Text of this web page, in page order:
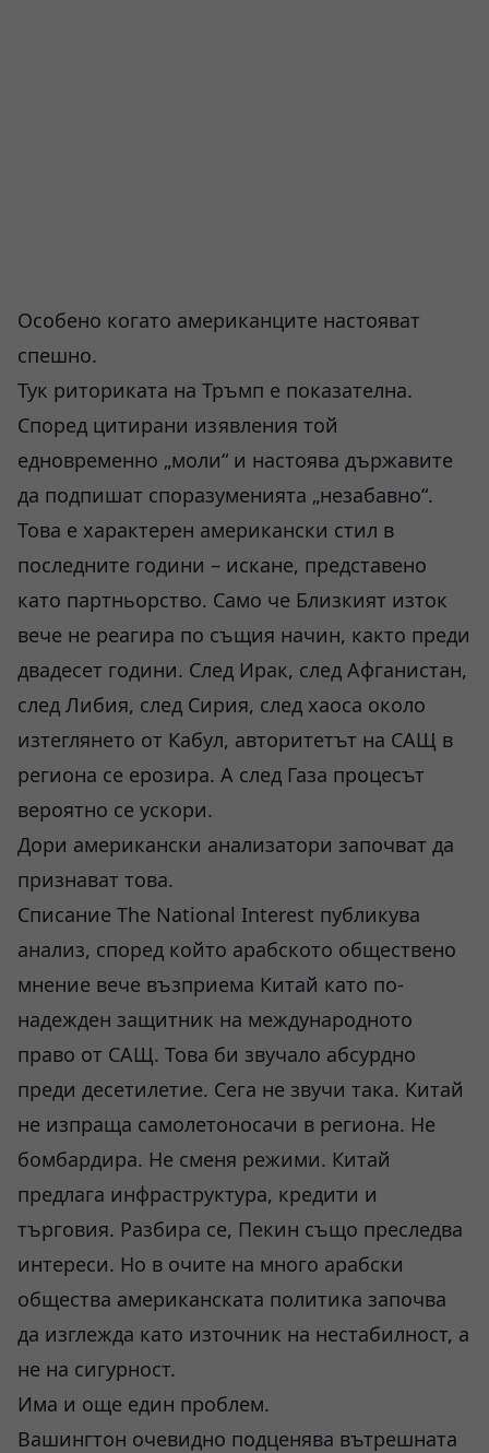
Особено когато американците настояват
спешно.
Тук риториката на Тръмп е показателна.
Според цитирани изявления той
едновременно „моли“ и настоява държавите
да подпишат споразуменията „незабавно“.
Това е характерен американски стил в
последните години – искане, представено
като партньорство. Само че Близкият изток
вече не реагира по същия начин, както преди
двадесет години. След Ирак, след Афганистан,
след Либия, след Сирия, след хаоса около
изтеглянето от Кабул, авторитетът на САЩ в
региона се ерозира. А след Газа процесът
вероятно се ускори.
Дори американски анализатори започват да
признават това.
Списание The National Interest публикува
анализ, според който арабското обществено
мнение вече възприема Китай като по-
надежден защитник на международното
право от САЩ. Това би звучало абсурдно
преди десетилетие. Сега не звучи така. Китай
не изпраща самолетоносачи в региона. Не
бомбардира. Не сменя режими. Китай
предлага инфраструктура, кредити и
търговия. Разбира се, Пекин също преследва
интереси. Но в очите на много арабски
общества американската политика започва
да изглежда като източник на нестабилност, а
не на сигурност.
Има и още един проблем.
Вашингтон очевидно подценява вътрешната